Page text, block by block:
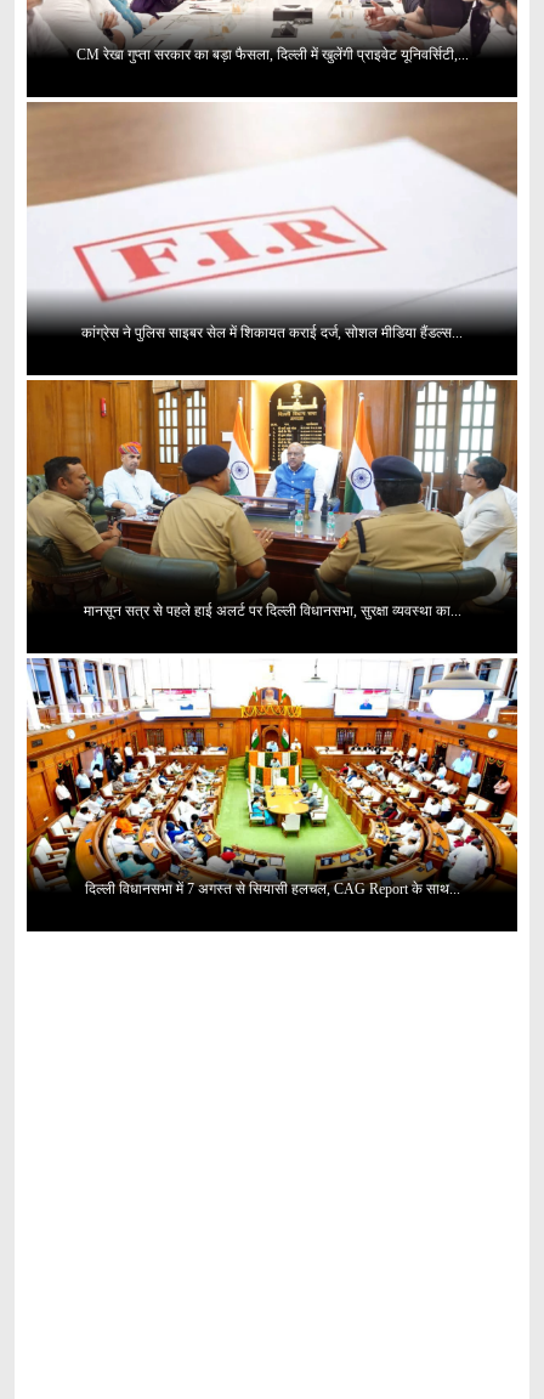
CM रेखा गुप्ता सरकार का बड़ा फैसला, दिल्ली में खुलेंगी प्राइवेट यूनिवर्सिटी,...
कांग्रेस ने पुलिस साइबर सेल में शिकायत कराई दर्ज, सोशल मीडिया हैंडल्स...
मानसून सत्र से पहले हाई अलर्ट पर दिल्ली विधानसभा, सुरक्षा व्यवस्था का...
दिल्ली विधानसभा में 7 अगस्त से सियासी हलचल, CAG Report के साथ...